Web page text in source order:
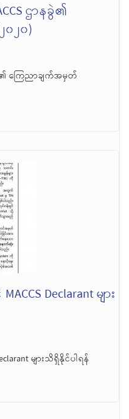
ဌာနခွဲ၏
၂၀)
၏ ကြေညာချက်အမှတ်
Declarant များ
များသိရှိနိုင်ပါရန်